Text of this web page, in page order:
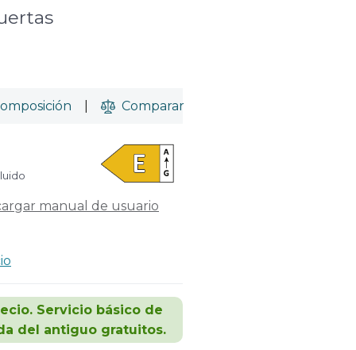
Comparar
manual de usuario
Servicio básico de
del antiguo gratuitos.